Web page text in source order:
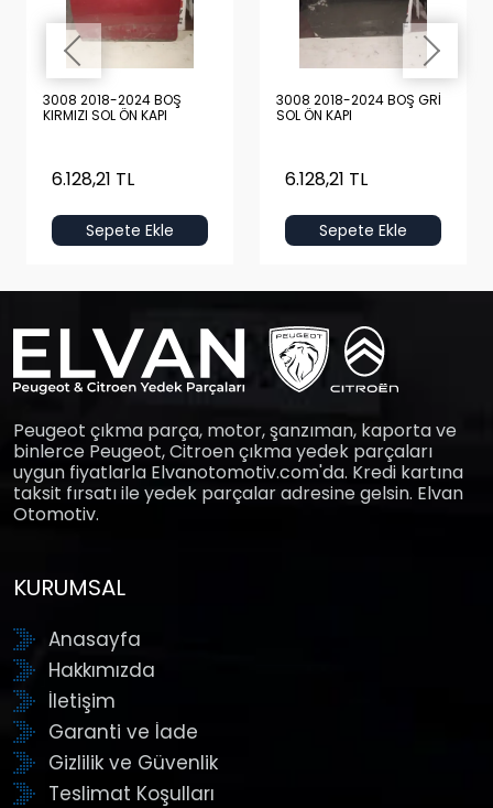
3008 2018-2024 BOŞ
KIRMIZI SOL ÖN KAPI
6.128,21 TL
Sepete Ekle
3008 2018-2024 BOŞ GRİ
SOL ÖN KAPI
6.128,21 TL
Sepete Ekle
Peugeot çıkma parça, motor, şanzıman, kaporta ve
binlerce Peugeot, Citroen çıkma yedek parçaları
uygun fiyatlarla Elvanotomotiv.com'da. Kredi kartına
taksit fırsatı ile yedek parçalar adresine gelsin. Elvan
Otomotiv.
KURUMSAL
Anasayfa
Hakkımızda
İletişim
Garanti ve İade
Gizlilik ve Güvenlik
Teslimat Koşulları